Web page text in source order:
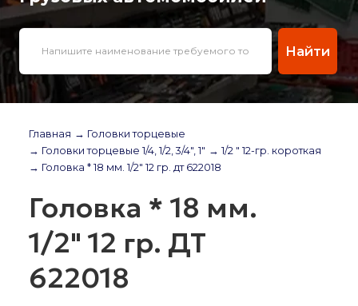
Найти
Главная → Головки торцевые
→ Головки торцевые 1/4, 1/2, 3/4", 1" → 1/2 " 12-гр. короткая
→ Головка * 18 мм. 1/2" 12 гр. дт 622018
Головка * 18 мм.
1/2" 12 гр. ДТ
622018